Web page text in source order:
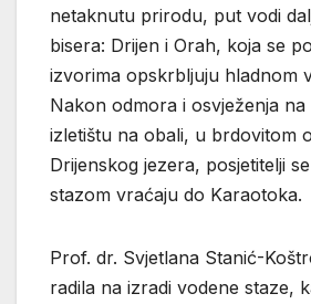
netaknutu prirodu, put vodi
bisera: Drijen i Orah, koja se
izvorima opskrbljuju hladnom
Nakon odmora i osvježenja
izletištu na obali, u brdovitom
Drijenskog jezera, posjetitelji
stazom vraćaju do Karaotoka.
Prof. dr. Svjetlana Stanić-
radila na izradi vodene staze,